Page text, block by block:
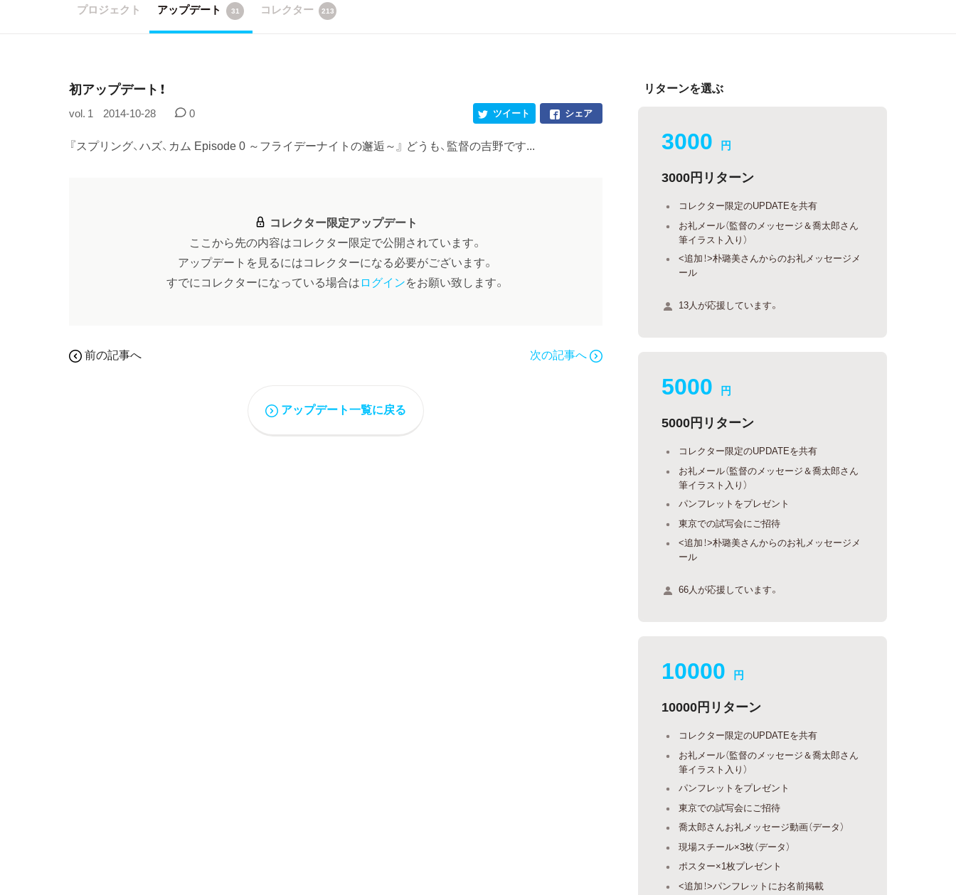
プロジェクト アップデート 31 コレクター 213
初アップデート！
vol. 1 2014-10-28 0 シェア
ツイート
『スプリング、ハズ、カム Episode 0 ～フライデーナイトの邂逅～』 どうも、監督の吉野です...
コレクター限定アップデート
ここから先の内容はコレクター限定で公開されています。
アップデートを見るにはコレクターになる必要がございます。
すでにコレクターになっている場合はログインをお願い致します。
前の記事へ 次の記事へ
アップデート一覧に戻る
リターンを選ぶ
3000 円
3000円リターン
コレクター限定のUPDATEを共有
お礼メール（監督のメッセージ＆喬太郎さん
筆イラスト入り）
<追加！>朴璐美さんからのお礼メッセージメ
ール
13人が応援しています。
5000 円
5000円リターン
コレクター限定のUPDATEを共有
お礼メール（監督のメッセージ＆喬太郎さん
筆イラスト入り）
パンフレットをプレゼント
東京での試写会にご招待
<追加！>朴璐美さんからのお礼メッセージメ
ール
66人が応援しています。
10000 円
10000円リターン
コレクター限定のUPDATEを共有
お礼メール（監督のメッセージ＆喬太郎さん
筆イラスト入り）
パンフレットをプレゼント
東京での試写会にご招待
喬太郎さんお礼メッセージ動画（データ）
現場スチール×3枚（データ）
ポスター×1枚プレゼント
<追加！>パンフレットにお名前掲載